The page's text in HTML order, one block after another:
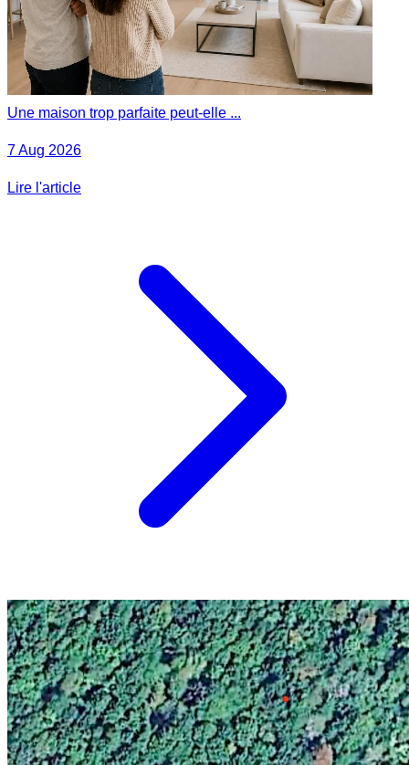
Une maison trop parfaite peut-elle ...
7 Aug 2026
Lire l'article